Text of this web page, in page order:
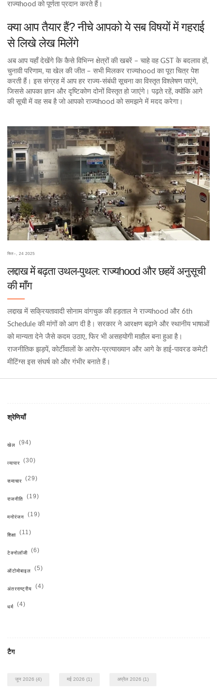
राज्यhood को पूर्णता प्रदान करते हैं।
क्या आप तैयार हैं? नीचे आपको ये सब विषयों में गहराई
से लिखे लेख मिलेंगे
अब आप यहाँ देखेंगे कि कैसे विभिन्न क्षेत्रों की खबरें – चाहे वह GST के बदलाव हों,
चुनावी परिणाम, या खेल की जीत – सभी मिलकर राज्यhood का पूरा चित्र पेश
करती हैं। इस संग्रह में आप हर राज्य‑संबंधी सूचना का विस्तृत विश्लेषण पाएंगे,
जिससे आपका ज्ञान और दृष्टिकोण दोनों विस्तृत हो जाएंगे। पढ़ते रहें, क्योंकि आगे
की सूची में वह सब है जो आपको राज्यhood को समझने में मदद करेगा।
सित॰, 24 2025
लद्दाख में बढ़ता उथल-पुथल: राज्यhood और छहवें अनुसूची
की माँग
लद्दाख में सक्रियतावादी सोनाम वांगचुक की हड़ताल ने राज्यhood और 6th
Schedule की मांगों को आग दी है। सरकार ने आरक्षण बढ़ाने और स्थानीय भाषाओं
को मान्यता देने जैसे कदम उठाए, फिर भी असहयोगी माहौल बना हुआ है।
राजनीतिक झड़पें, कोर्टीवालों के आरोप‑प्रत्याख्यान और आगे के हाई‑पावरड कमेटी
मीटिंग्स इस संघर्ष को और गंभीर बनाते हैं।
श्रेणियाँ
खेल (94)
व्यापार (30)
समाचार (29)
राजनीति (19)
मनोरंजन (19)
शिक्षा (11)
टेक्नोलॉजी (6)
ऑटोमोबाइल (5)
अंतरराष्ट्रीय (4)
धर्म (4)
टैग
जून 2026 (4) मई 2026 (1) अप्रैल 2026 (1)